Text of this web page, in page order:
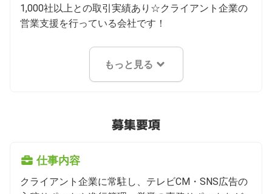
1,000社以上との取引実績あり☆クライアント企業の
営業支援を行っている会社です！
もっと見る
募集要項
仕事内容
クライアント企業に常駐し、テレビCM・SNS広告の